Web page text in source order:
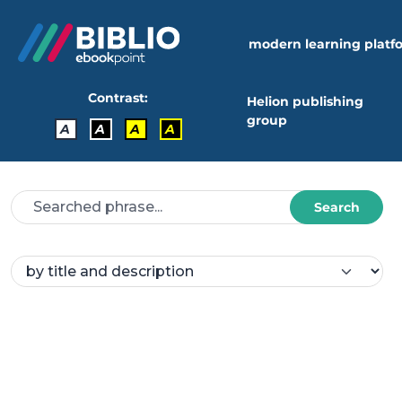
modern learning
Contrast:
A
A A A
Helion publishing
group
Search